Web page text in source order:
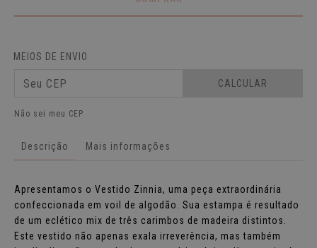
MEIOS DE ENVIO
CALCULAR
Não sei meu CEP
Descrição Mais informações
Apresentamos o Vestido Zinnia, uma peça extraordinária
confeccionada em voil de algodão. Sua estampa é resultado
de um eclético mix de três carimbos de madeira distintos.
Este vestido não apenas exala irreverência, mas também